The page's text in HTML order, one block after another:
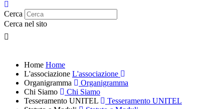
Cerca
Cerca nel sito
Home Home
L'associazione L'associazione
Organigramma
Organigramma
Chi Siamo
Chi Siamo
Tesseramento UNITEL
Tesseramento UNITEL